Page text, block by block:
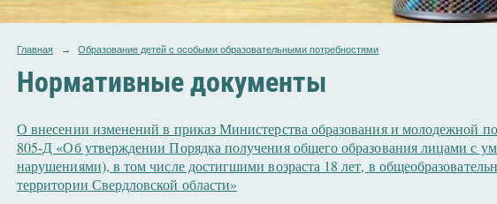
Главная → Образование детей с особыми образовательными потребностями
Нормативные документы
О внесении изменений в приказ Министерства образования и молодежной
805-Д «Об утверждении Порядка получения общего образования лицами с
нарушениями), в том числе достигшими возраста 18 лет, в
территории Свердловской области»